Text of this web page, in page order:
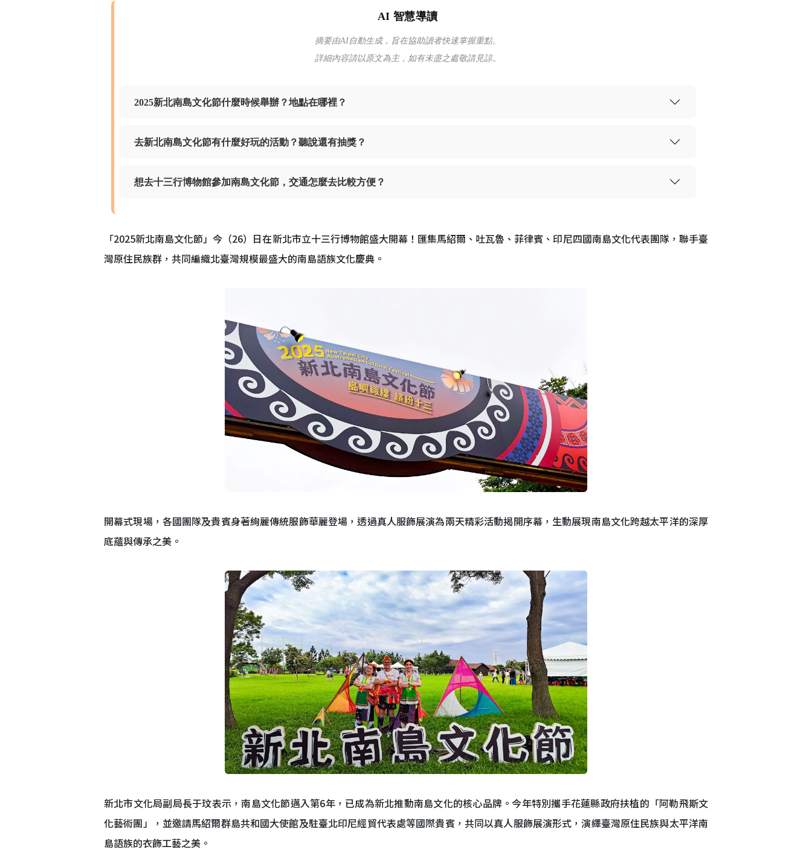
AI 智慧導讀
摘要由AI自動生成，旨在協助讀者快速掌握重點。
詳細內容請以原文為主，如有未盡之處敬請見諒。
2025新北南島文化節什麼時候舉辦？地點在哪裡？
去新北南島文化節有什麼好玩的活動？聽說還有抽獎？
想去十三行博物館參加南島文化節，交通怎麼去比較方便？
「2025新北南島文化節」今（26）日在新北市立十三行博物館盛大開幕！匯集馬紹爾、吐瓦魯、菲律賓、印尼四國南島文化代表團隊，聯手臺
灣原住民族群，共同編織北臺灣規模最盛大的南島語族文化慶典。
開幕式現場，各國團隊及貴賓身著絢麗傳統服飾華麗登場，透過真人服飾展演為兩天精彩活動揭開序幕，生動展現南島文化跨越太平洋的深厚
底蘊與傳承之美。
新北市文化局副局長于玟表示，南島文化節邁入第6年，已成為新北推動南島文化的核心品牌。今年特別攜手花蓮縣政府扶植的「阿勒飛斯文
化藝術團」，並邀請馬紹爾群島共和國大使館及駐臺北印尼經貿代表處等國際貴賓，共同以真人服飾展演形式，演繹臺灣原住民族與太平洋南
島語族的衣飾工藝之美。